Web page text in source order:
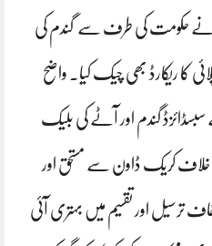
نے حکومت کی طرف سے گندم کی
کا ریکارڈ بھی چیک کیا۔ واضح
گندم اور آٹے کی بلیک
کریک ڈاون سے مستحق اور
ترسیل اور تقسیم میں بہتری آئی